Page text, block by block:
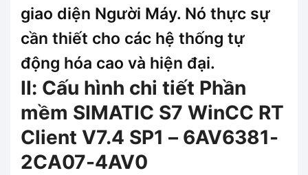
giao diện Người Máy. Nó thực sự
cần thiết cho các hệ thống tự
động hóa cao và hiện đại.
II: Cấu hình chi tiết Phần
mềm SIMATIC S7 WinCC RT
Client V7.4 SP1 – 6AV6381-
2CA07-4AV0